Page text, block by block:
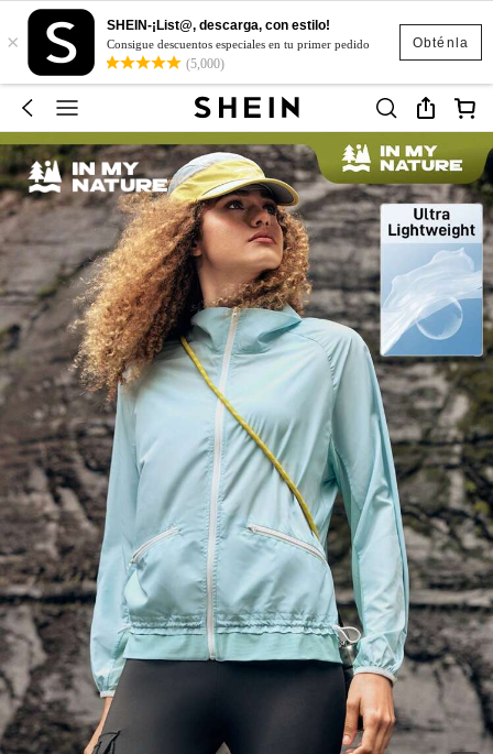
Obténla
×
SHEIN-¡List@, descarga, con estilo!
Consigue descuentos especiales en tu primer pedido
(5,000)